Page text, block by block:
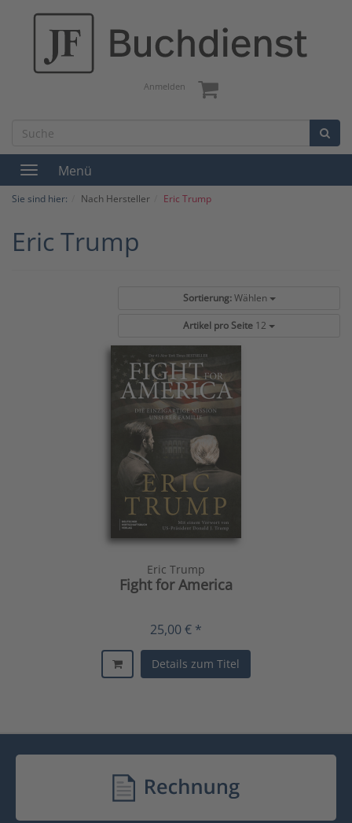
Anmelden
Toggle
navigation
Menü
Sie sind hier: Nach Hersteller Eric Trump
Eric Trump
Sortierung: Wählen
Artikel pro Seite 12
Eric Trump
Fight for America
25,00 € *
Details zum Titel